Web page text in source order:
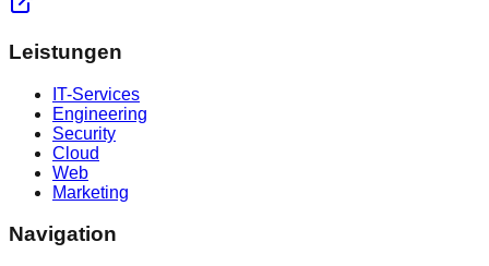
Leistungen
IT-Services
Engineering
Security
Cloud
Web
Marketing
Navigation